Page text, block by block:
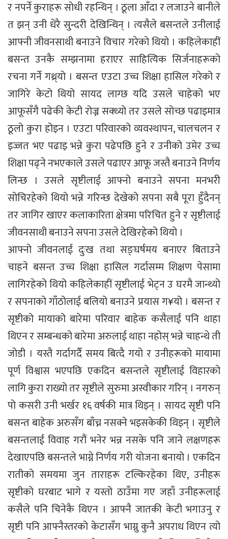
र नपर्ने कुराहरू सोधी रहन्थिन् । ठूला आँदा र लजाउने बानीले
त झन् उनी धेरै सुन्दरी देखिन्थिन् । त्यसैले बसन्तले उनीलाई
आफ्नी जीवनसाथी बनाउने विचार गरेको थियो । कहिलेकाहीं
बसन्त उनकै सम्झनामा हराएर साहित्यिक सिर्जनाहरूको
रचना गर्ने गथ्र्यो । बसन्त एउटा उच्च शिक्षा हासिल गरेको र
जागिरे केटो थियो सायद लाग्छ यदि उसले चाहेको भए
आफूसँगै पढेकी केटी रोज्न सक्थ्यो तर उसले सोच्छ पढाइमात्र
ठूलो कुरा होइन । एउटा परिवारको व्यवस्थापन, चालचलन र
इज्जत भए पढाइ भन्ने कुरा पढेपछि हुने र उनीको उमेर उच्च
शिक्षा पढ्ने नभएकाले उसले पढाएर आफू जस्तै बनाउने निर्णय
लिन्छ । उसले सृष्टीलाई आफ्नो बनाउने सपना मनभरी
सोचिरहेको थियो भन्ने गरिन्छ देखेको सपना सबै पूरा हुँदैनन्
तर जागिर खाएर कलाकारिता क्षेत्रमा परिचित हुने र सृष्टीलाई
जीवनसाथी बनाउने सपना उसले देखिरहेको थियो ।
आफ्नो जीवनलाई दुःख तथा सङ्घर्षमय बनाएर बिताउने
चाहने बसन्त उच्च शिक्षा हासिल गर्दासम्म शिक्षण पेसामा
लागिरहेको थियो कहिलेकाहीं सृष्टीलाई भेट्न उ घरमै जान्थ्यो
र सपनाको गाँठोलाई बलियो बनाउने प्रयास ग¥यो । बसन्त र
सृष्टीको मायाको बारेमा परिवार बाहेक कसैलाई पनि थाहा
थिएन र सम्बन्धको बारेमा अरुलाई थाहा नहोस् भन्ने चाहन्थे ती
जोडी । यस्तै गर्दागर्दै समय बित्दै गयो र उनीहरूको मायामा
पूर्ण विश्वास भएपछि एकदिन बसन्तले सृष्टीलाई विहारको
लागि कुरा राख्यो तर सृष्टीले सुरुमा अस्वीकार गरिन् । नगरुन्
पो कसरी उनी भर्खर १६ वर्षकी मात्र थिइन् । सायद सृष्टी पनि
बसन्त बाहेक अरुसँग बाँच्न नसक्ने भइसकेकी थिइन् । सृष्टीले
बसन्तलाई विवाह गरौं भनेर भन्न नसके पनि जाने लक्षणहरू
देखाएपछि बसन्तले भाग्ने निर्णय गरी योजना बनायो । एकदिन
रातीको समयमा जुन ताराहरू टल्किरहेका थिए, उनीहरू
सृष्टीको घरबाट भागे र यस्तो ठाउँमा गए जहाँ उनीहरूलाई
कसैले पनि चिनेकै थिएन । आफ्नै जातकी केटी भगाउनु र
सृष्टी पनि आफ्नैस्तरको केटासँग भाग्नु कुनै अपराध थिएन त्यो